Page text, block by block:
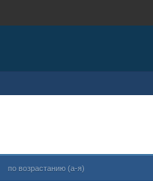
по возрастанию (а-я)